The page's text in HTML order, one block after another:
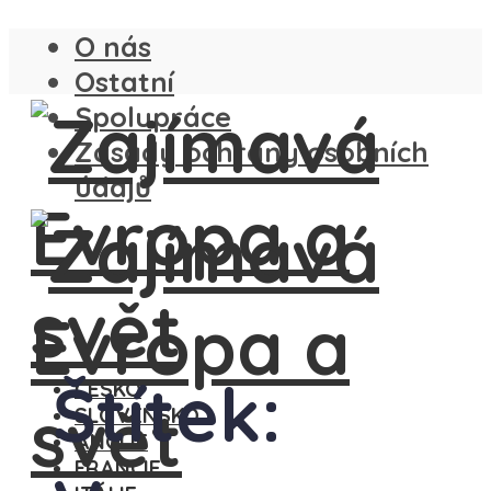
O nás
Ostatní
Spolupráce
Zásady ochrany osobních
údajů
ČESKO
SLOVENSKO
ANGLIE
FRANCIE
Štítek: